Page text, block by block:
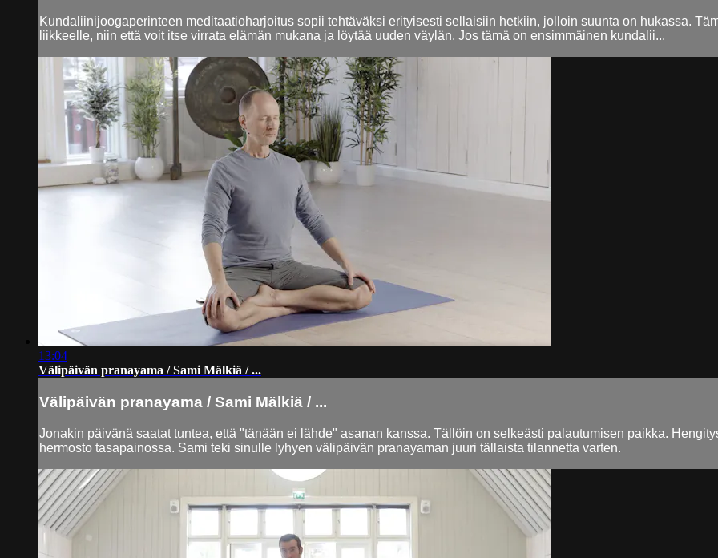
Kundaliinijoogaperinteen meditaatioharjoitus sopii tehtäväksi erityisesti sellaisiin hetkiin, jolloin suunta on hukassa.
liikkeelle, niin että voit itse virrata elämän mukana ja löytää uuden väylän. Jos tämä on ensimmäinen kundalii...
13:04
Välipäivän pranayama / Sami Mälkiä / ...
Välipäivän pranayama / Sami Mälkiä / ...
Jonakin päivänä saatat tuntea, että "tänään ei lähde" asanan kanssa. Tällöin on selkeästi palautumisen paikka.
hermosto tasapainossa. Sami teki sinulle lyhyen välipäivän pranayaman juuri tällaista tilannetta varten.